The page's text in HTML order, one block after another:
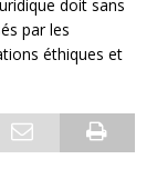
doit sans
par les
éthiques et